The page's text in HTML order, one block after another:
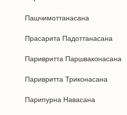
Пашчимоттанасана
Прасарита Падоттанасана
Паривритта Паршваконасана
Паривритта Триконасана
Парипурна Навасана